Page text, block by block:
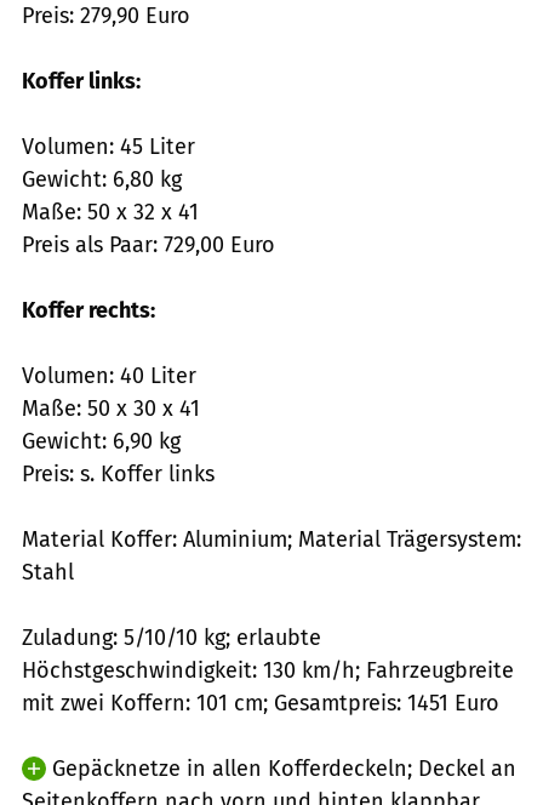
Preis: 279,90 Euro
Koffer links:
Volumen: 45 Liter
Gewicht: 6,80 kg
Maße: 50 x 32 x 41
Preis als Paar: 729,00 Euro
Koffer rechts:
Volumen: 40 Liter
Maße: 50 x 30 x 41
Gewicht: 6,90 kg
Preis: s. Koffer links
Material Koffer: Aluminium; Material Trägersystem:
Stahl
Zuladung: 5/10/10 kg; erlaubte
Höchstgeschwindigkeit: 130 km/h; Fahrzeugbreite
mit zwei Koffern: 101 cm; Gesamtpreis: 1451 Euro
Gepäcknetze in allen Kofferdeckeln; Deckel an